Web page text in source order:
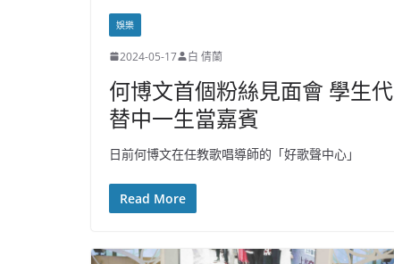
娛樂
2024-05-17 白 倩蘭
何博文首個粉絲見面會 學生代
替中一生當嘉賓
日前何博文在任教歌唱導師的「好歌聲中心」
Read More